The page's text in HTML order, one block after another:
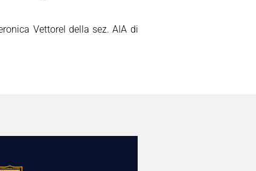
Vettorel della sez. AIA di